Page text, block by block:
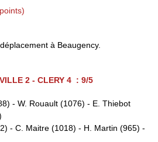
à Beaugency.
2 - CLERY 4 : 9/5
- W. Rouault (1076) - E. Thiebot
- C. Maitre (1018) - H. Martin (965) -